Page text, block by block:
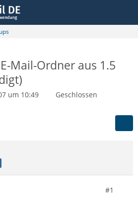
Mail-Ordner aus 1.5
um 10:49
Geschlossen
#1